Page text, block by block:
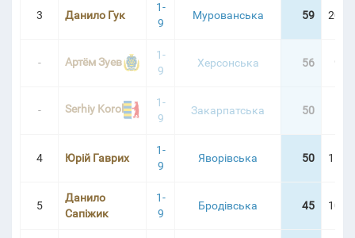
3 Данило Гук
1-
9
Мурованська 59
- Артём Зуев
1-
9
Херсонська 56
- Serhiy Korol
1-
9
Закарпатська 50
4 Юрій Гаврих
1-
9
Яворівська 50
5
Данило
Сапіжик
1-
9
Бродівська 45